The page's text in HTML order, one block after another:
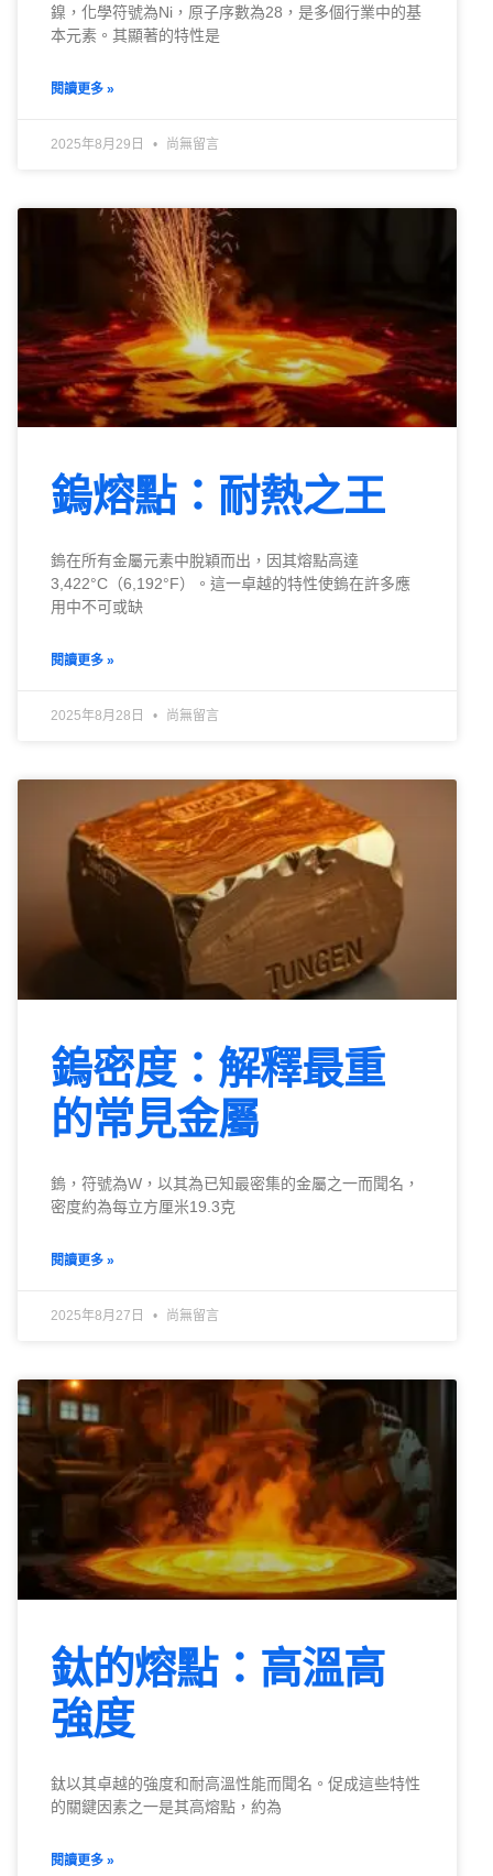
鎳，化學符號為Ni，原子序數為28，是多個行業中的基
本元素。其顯著的特性是
閱讀更多 »
2025年8月29日 尚無留言
鎢熔點：耐熱之王
鎢在所有金屬元素中脫穎而出，因其熔點高達
3,422°C（6,192°F）。這一卓越的特性使鎢在許多應
用中不可或缺
閱讀更多 »
2025年8月28日 尚無留言
鎢密度：解釋最重
的常見金屬
鎢，符號為W，以其為已知最密集的金屬之一而聞名，
密度約為每立方厘米19.3克
閱讀更多 »
2025年8月27日 尚無留言
鈦的熔點：高溫高
強度
鈦以其卓越的強度和耐高溫性能而聞名。促成這些特性
的關鍵因素之一是其高熔點，約為
閱讀更多 »